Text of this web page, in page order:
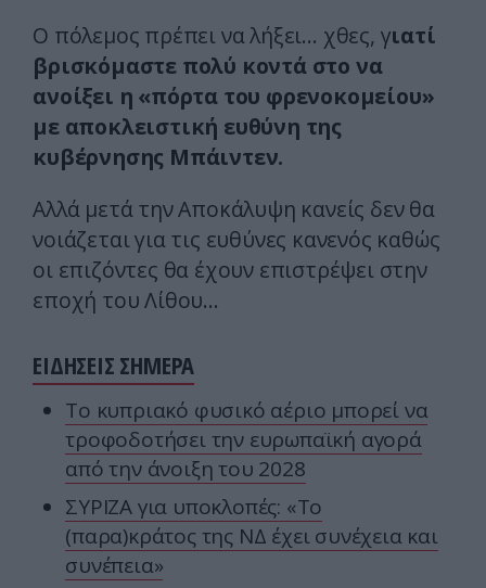
Ο πόλεμος πρέπει να λήξει… χθες, γιατί
βρισκόμαστε πολύ κοντά στο να
ανοίξει η «πόρτα του φρενοκομείου»
με αποκλειστική ευθύνη της
κυβέρνησης Μπάιντεν.
Αλλά μετά την Αποκάλυψη κανείς δεν θα
νοιάζεται για τις ευθύνες κανενός καθώς
οι επιζόντες θα έχουν επιστρέψει στην
εποχή του Λίθου…
ΕΙΔΗΣΕΙΣ ΣΗΜΕΡΑ
Το κυπριακό φυσικό αέριο μπορεί να
τροφοδοτήσει την ευρωπαϊκή αγορά
από την άνοιξη του 2028
ΣΥΡΙΖΑ για υποκλοπές: «Το
(παρα)κράτος της ΝΔ έχει συνέχεια και
συνέπεια»